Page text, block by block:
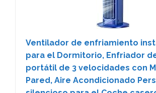
Ventilador de enfriamiento
para el Dormitorio, Enfriador
portátil de 3 velocidades con
Pared, Aire Acondicionado